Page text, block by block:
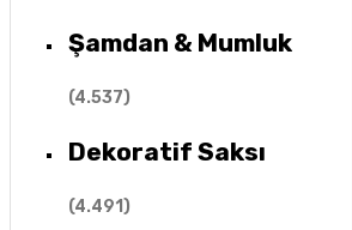
Şamdan & Mumluk
(4.537)
Dekoratif Saksı
(4.491)